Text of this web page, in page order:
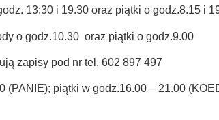
13:30 i 19.30 oraz piątki o godz.8.15 i
o godz.10.30 oraz piątki o godz.9.00
zapisy pod nr tel. 602 897 497
(PANIE); piątki w godz.16.00 – 21.00